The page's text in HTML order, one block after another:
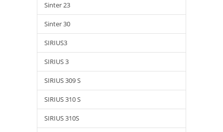
Sinter 23
Sinter 30
SIRIUS3
SIRIUS 3
SIRIUS 309 S
SIRIUS 310 S
SIRIUS 310S